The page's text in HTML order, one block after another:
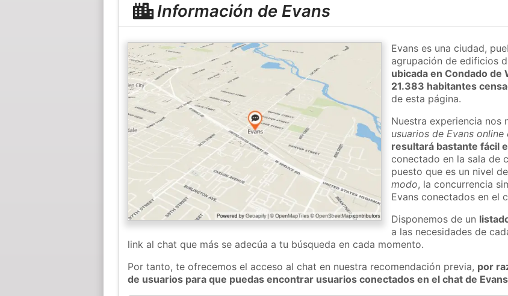
Información de Evans
Evans es una ciudad,
agrupación de edificios
ubicada en Condado de
21.383 habitantes
de esta página.
Nuestra experiencia nos
usuarios de Evans
resultará bastante fácil
conectado en la sala de
puesto que es un nivel
modo, la concurrencia
Evans conectados en el
Disponemos de un
a las necesidades de
link al chat que más se adecúa a tu búsqueda en cada momento.
Por tanto, te ofrecemos el acceso al chat en nuestra recomendación previa, por
de usuarios para que puedas encontrar usuarios conectados en el chat de